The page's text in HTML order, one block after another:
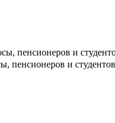
пенсионеров и
пенсионеров и